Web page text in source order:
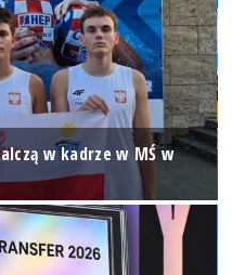
w kadrze w MŚ w